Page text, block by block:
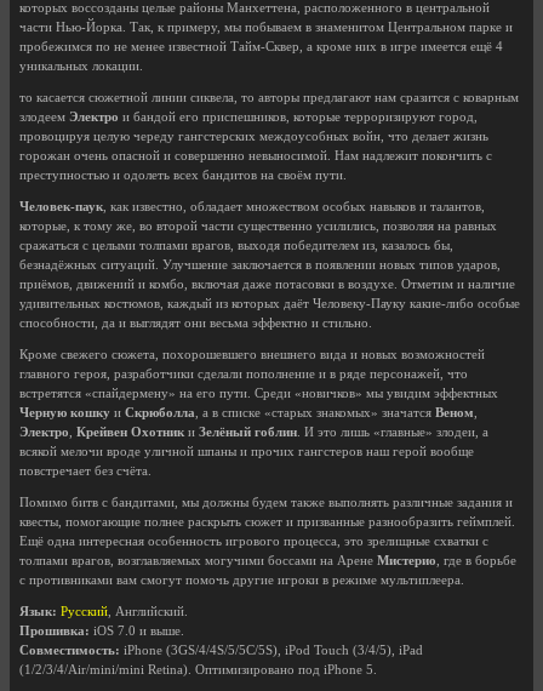
которых воссозданы целые районы Манхеттена, расположенного в центральной
части Нью-Йорка. Так, к примеру, мы побываем в знаменитом Центральном парке и
пробежимся по не менее известной Тайм-Сквер, а кроме них в игре имеется ещё 4
уникальных локации.
то касается сюжетной линии сиквела, то авторы предлагают нам сразится с коварным
злодеем Электро и бандой его приспешников, которые терроризируют город,
провоцируя целую череду гангстерских междоусобных войн, что делает жизнь
горожан очень опасной и совершенно невыносимой. Нам надлежит покончить с
преступностью и одолеть всех бандитов на своём пути.
Человек-паук , как известно, обладает множеством особых навыков и талантов,
которые, к тому же, во второй части существенно усилились, позволяя на равных
сражаться с целыми толпами врагов, выходя победителем из, казалось бы,
безнадёжных ситуаций. Улучшение заключается в появлении новых типов ударов,
приёмов, движений и комбо, включая даже потасовки в воздухе. Отметим и наличие
удивительных костюмов, каждый из которых даёт Человеку-Пауку какие-либо особые
способности, да и выглядят они весьма эффектно и стильно.
Кроме свежего сюжета, похорошевшего внешнего вида и новых возможностей
главного героя, разработчики сделали пополнение и в ряде персонажей, что
встретятся «спайдермену» на его пути. Среди «новичков» мы увидим эффектных
Черную кошку и Скрюболла , а в списке «старых знакомых» значатся Веном
Электро
Крейвен Охотник и Зелёный гоблин . И это лишь «главные» злодеи, а
всякой мелочи вроде уличной шпаны и прочих гангстеров наш герой вообще
повстречает без счёта.
Помимо битв с бандитами, мы должны будем также выполнять различные задания и
квесты, помогающие полнее раскрыть сюжет и призванные разнообразить геймплей.
Ещё одна интересная особенность игрового процесса, это зрелищные схватки с
толпами врагов, возглавляемых могучими боссами на Арене Мистерио , где в борьбе
с противниками вам смогут помочь другие игроки в режиме мультиплеера.
Язык: Русский , Английский.
Прошивка: iOS 7.0 и выше.
Совместимость: iPhone (3GS/4/4S/5/5C/5S), iPod Touch (3/4/5), iPad
(1/2/3/4/Air/mini/mini Retina). Оптимизировано под iPhone 5.